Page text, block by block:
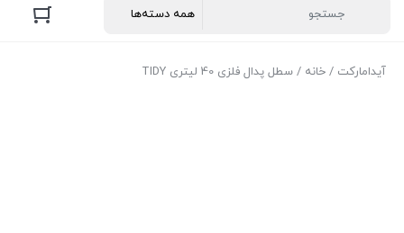
آیدامارکت / خانه / سطل پدال فلزی 40 لیتری TIDY